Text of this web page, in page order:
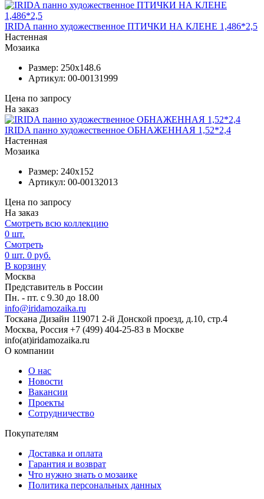
IRIDA панно художественное ПТИЧКИ НА КЛЕНЕ 1,486*2,5
Настенная
Мозаика
Размер: 250x148.6
Артикул: 00-00131999
Цена по запросу
На заказ
IRIDA панно художественное ОБНАЖЕННАЯ 1,52*2,4
Настенная
Мозаика
Размер: 240x152
Артикул: 00-00132013
Цена по запросу
На заказ
Смотреть всю коллекцию
0 шт.
Смотреть
0 шт. 0 руб.
В корзину
Москва
Представитель в России
Пн. - пт. с 9.30 до 18.00
info@iridamozaika.ru
Тоскана Дизайн 119071 2-й Донской проезд, д.10, стр.4
Москва, Россия +7 (499) 404-25-83 в Москве
info(at)iridamozaika.ru
О компании
О нас
Новости
Вакансии
Проекты
Сотрудничество
Покупателям
Доставка и оплата
Гарантия и возврат
Что нужно знать о мозаике
Политика персональных данных